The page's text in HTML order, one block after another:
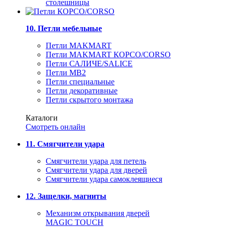
столешницы
10. Петли мебельные
Петли MAKMART
Петли MAKMART КОРСО/CORSO
Петли САЛИЧЕ/SALICE
Петли MB2
Петли специальные
Петли декоративные
Петли скрытого монтажа
Каталоги
Смотреть онлайн
11. Смягчители удара
Смягчители удара для петель
Смягчители удара для дверей
Cмягчители удара самоклеящиеся
12. Защелки, магниты
Механизм открывания дверей
MAGIC TOUCH